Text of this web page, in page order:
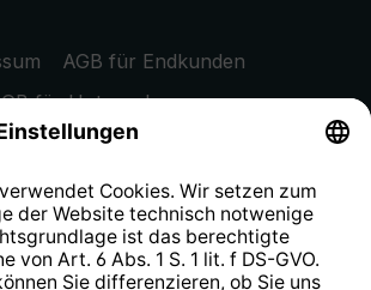
AGB für Endkunden
für Unternehmen
Widerrufsrecht
Barrierefreiheit